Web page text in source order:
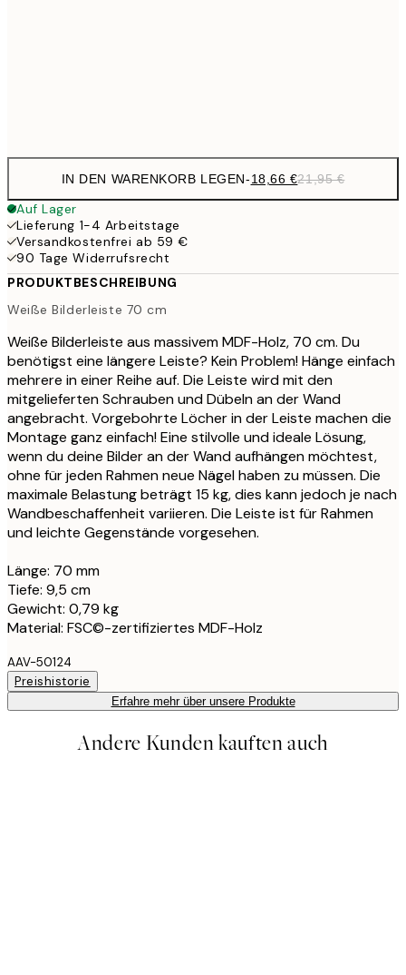
IN DEN WARENKORB LEGEN-18,66 €21,95 €
Auf Lager
Lieferung 1-4 Arbeitstage
Versandkostenfrei ab 59 €
90 Tage Widerrufsrecht
PRODUKTBESCHREIBUNG
Weiße Bilderleiste 70 cm
Weiße Bilderleiste aus massivem MDF-Holz, 70 cm. Du
benötigst eine längere Leiste? Kein Problem! Hänge einfach
mehrere in einer Reihe auf. Die Leiste wird mit den
mitgelieferten Schrauben und Dübeln an der Wand
angebracht. Vorgebohrte Löcher in der Leiste machen die
Montage ganz einfach! Eine stilvolle und ideale Lösung,
wenn du deine Bilder an der Wand aufhängen möchtest,
ohne für jeden Rahmen neue Nägel haben zu müssen. Die
maximale Belastung beträgt 15 kg, dies kann jedoch je nach
Wandbeschaffenheit variieren. Die Leiste ist für Rahmen
und leichte Gegenstände vorgesehen.
Länge: 70 mm
Tiefe: 9,5 cm
Gewicht: 0,79 kg
Material: FSC©-zertifiziertes MDF-Holz
AAV-50124
Preishistorie
Erfahre mehr über unsere Produkte
Andere Kunden kauften auch